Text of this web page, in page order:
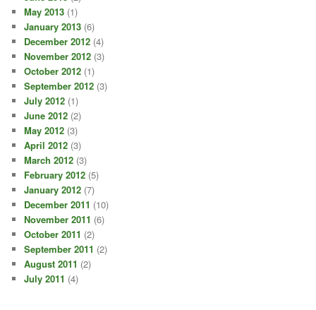
May 2013 (1)
January 2013 (6)
December 2012 (4)
November 2012 (3)
October 2012 (1)
September 2012 (3)
July 2012 (1)
June 2012 (2)
May 2012 (3)
April 2012 (3)
March 2012 (3)
February 2012 (5)
January 2012 (7)
December 2011 (10)
November 2011 (6)
October 2011 (2)
September 2011 (2)
August 2011 (2)
July 2011 (4)